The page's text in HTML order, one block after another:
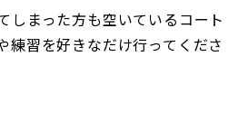
しまった方も空いているコート
練習を好きなだけ行ってくださ